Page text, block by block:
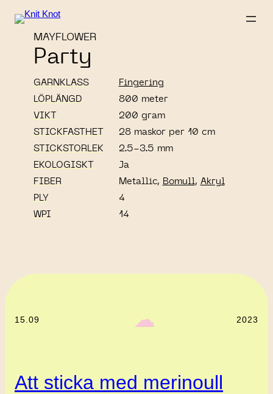
MAYFLOWER
Party
GARNKLASS
Fingering
LÖPLÄNGD
800 meter
VIKT
200 gram
STICKFASTHET
28 maskor per 10 cm
STICKSTORLEK
2.5-3.5 mm
EKOLOGISKT
Ja
FIBER
Metallic, Bomull, Akryl
PLY
4
WPI
14
15.09 ‎ ‎‎ ☁︎‎‎ 2023
Att sticka med merinoull